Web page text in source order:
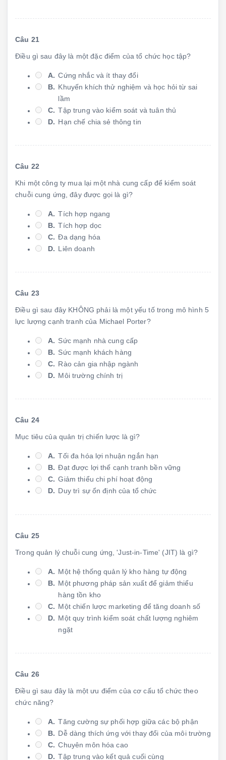
Câu 21
Điều gì sau đây là một đặc điểm của tổ chức học tập?
A. Cứng nhắc và ít thay đổi
B. Khuyến khích thử nghiệm và học hỏi từ sai
lầm
C. Tập trung vào kiểm soát và tuân thủ
D. Hạn chế chia sẻ thông tin
Câu 22
Khi một công ty mua lại một nhà cung cấp để kiểm soát
chuỗi cung ứng, đây được gọi là gì?
A. Tích hợp ngang
B. Tích hợp dọc
C. Đa dạng hóa
D. Liên doanh
Câu 23
Điều gì sau đây KHÔNG phải là một yếu tố trong mô hình 5
lực lượng cạnh tranh của Michael Porter?
A. Sức mạnh nhà cung cấp
B. Sức mạnh khách hàng
C. Rào cản gia nhập ngành
D. Môi trường chính trị
Câu 24
Mục tiêu của quản trị chiến lược là gì?
A. Tối đa hóa lợi nhuận ngắn hạn
B. Đạt được lợi thế cạnh tranh bền vững
C. Giảm thiểu chi phí hoạt động
D. Duy trì sự ổn định của tổ chức
Câu 25
Trong quản lý chuỗi cung ứng, 'Just-in-Time' (JIT) là gì?
A. Một hệ thống quản lý kho hàng tự động
B. Một phương pháp sản xuất để giảm thiểu
hàng tồn kho
C. Một chiến lược marketing để tăng doanh số
D. Một quy trình kiểm soát chất lượng nghiêm
ngặt
Câu 26
Điều gì sau đây là một ưu điểm của cơ cấu tổ chức theo
chức năng?
A. Tăng cường sự phối hợp giữa các bộ phận
B. Dễ dàng thích ứng với thay đổi của môi trường
C. Chuyên môn hóa cao
D. Tập trung vào kết quả cuối cùng